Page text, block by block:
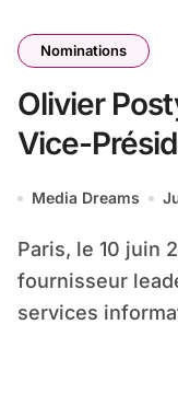
Nominations
Olivier
Vice-
Media Dreams
Paris, le 10 juin 2025 – NTT DATA,
fournisseur
services